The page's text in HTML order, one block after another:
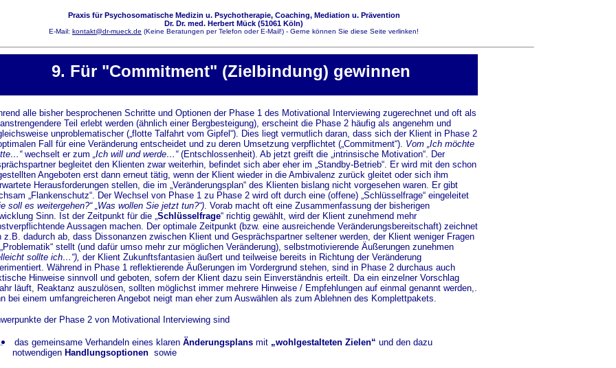
Praxis für Psychosomatische Medizin u. Psychotherapie, Coaching, Mediation u. Prävention
Dr. Dr. med. Herbert Mück (51061 Köln)
E-Mail: kontakt@dr-mueck.de (Keine Beratungen per Telefon oder E-Mail!) - Gerne können Sie diese Seite verlinken!
9. Für "Commitment" (Zielbindung) gewinnen
alle bisher besprochenen Schritte und Optionen der Phase 1 des Motivational Interviewing zugerechnet und oft als
Teil erlebt werden (ähnlich einer Bergbesteigung), erscheint die Phase 2 häufig als angenehm und
unproblematischer („flotte Talfahrt vom Gipfel“). Dies liegt vermutlich daran, dass sich der Klient in Phase 2
Fall für eine Veränderung entscheidet und zu deren Umsetzung verpflichtet („Commitment“). Vom „Ich möchte
wechselt er zum „Ich will und werde…“(Entschlossenheit). Ab jetzt greift die „intrinsische Motivation“. Der
begleitet den Klienten zwar weiterhin, befindet sich aber eher im „Standby-Betrieb“. Er wird mit den schon
Angeboten erst dann erneut tätig, wenn der Klient wieder in die Ambivalenz zurück gleitet oder sich ihm
Herausforderungen stellen, die im „Veränderungsplan“ des Klienten bislang nicht vorgesehen waren. Er gibt
„Flankenschutz“. Der Wechsel von Phase 1 zu Phase 2 wird oft durch eine (offene) „Schlüsselfrage“ eingeleitet
soll es weitergehen?“ „Was wollen Sie jetzt tun?“). Vorab macht oft eine Zusammenfassung der bisherigen
Sinn. Ist der Zeitpunkt für die „Schlüsselfrage“ richtig gewählt, wird der Klient zunehmend mehr
Aussagen machen. Der optimale Zeitpunkt (bzw. eine ausreichende Veränderungsbereitschaft) zeichnet
z.B. dadurch ab, dass Dissonanzen zwischen Klient und Gesprächspartner seltener werden, der Klient weniger Fragen
stellt (und dafür umso mehr zur möglichen Veränderung), selbstmotivierende Äußerungen zunehmen
sollte ich…“), der Klient Zukunftsfantasien äußert und teilweise bereits in Richtung der Veränderung
Während in Phase 1 reflektierende Äußerungen im Vordergrund stehen, sind in Phase 2 durchaus auch
Hinweise sinnvoll und geboten, sofern der Klient dazu sein Einverständnis erteilt. Da ein einzelner Vorschlag
läuft, Reaktanz auszulösen, sollten möglichst immer mehrere Hinweise / Empfehlungen auf einmal genannt werden,.
bei einem umfangreicheren Angebot neigt man eher zum Auswählen als zum Ablehnen des Komplettpakets.
der Phase 2 von Motivational Interviewing sind
das gemeinsame Verhandeln eines klaren Änderungsplansmit „wohlgestalteten Zielen“ und den dazu
notwendigen Handlungsoptionensowie